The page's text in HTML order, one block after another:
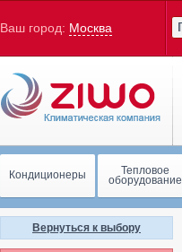
Ваш город: Москва
Кондиционеры Тепловое
оборудование
Вернуться к выбору